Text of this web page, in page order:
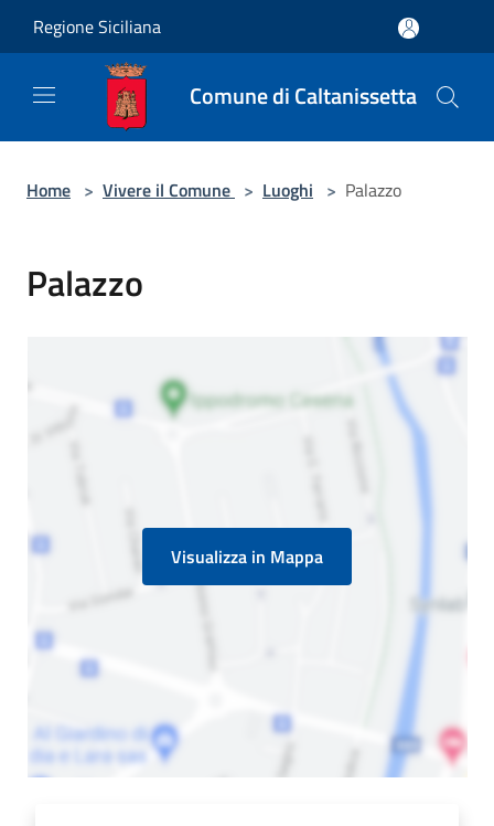
Regione Siciliana
Comune di Caltanissetta
Home > Vivere il Comune > Luoghi > Palazzo
Palazzo
Visualizza in Mappa